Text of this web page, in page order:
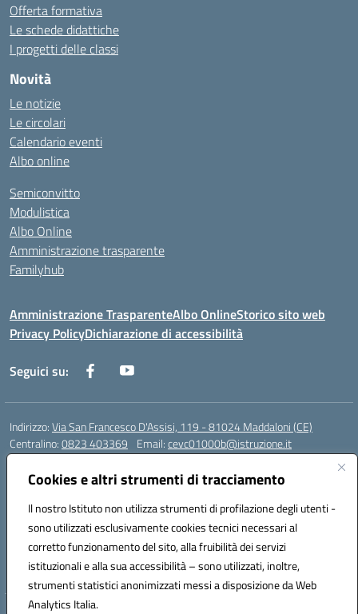
Cookies e altri strumenti di tracciamento
Il nostro Istituto non utilizza strumenti di profilazione degli utenti -
sono utilizzati esclusivamente cookies tecnici necessari al
corretto funzionamento del sito, alla fruibilità dei servizi
istituzionali e alla sua accessibilità – sono utilizzati, inoltre,
strumenti statistici anonimizzati messi a disposizione da Web
Analytics Italia.
Offerta formativa
Le schede didattiche
I progetti delle classi
Novità
Le notizie
Le circolari
Calendario eventi
Albo online
Semiconvitto
Modulistica
Albo Online
Amministrazione trasparente
Familyhub
Amministrazione TrasparenteAlbo OnlineStorico sito web
Privacy PolicyDichiarazione di accessibilità
Seguici su:
Indirizzo:Via San Francesco D'Assisi, 119 - 81024 Maddaloni (CE)
Centralino:0823 403369 Email:cevc01000b@istruzione.it
Posta elettronica certificata (PEC):
Codice fiscale: 80004990612 (Convitto) - 93044680614 (Scuole
Annesse)
Codice meccanografico:CEVC01000B
Codice Indice delle Pubbliche Amministrazioni (IPA): istsc_cevc01000b
Codice unico di fatturazione (CUF): ZUT1RT